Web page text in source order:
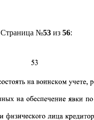
Страница №53из 56: